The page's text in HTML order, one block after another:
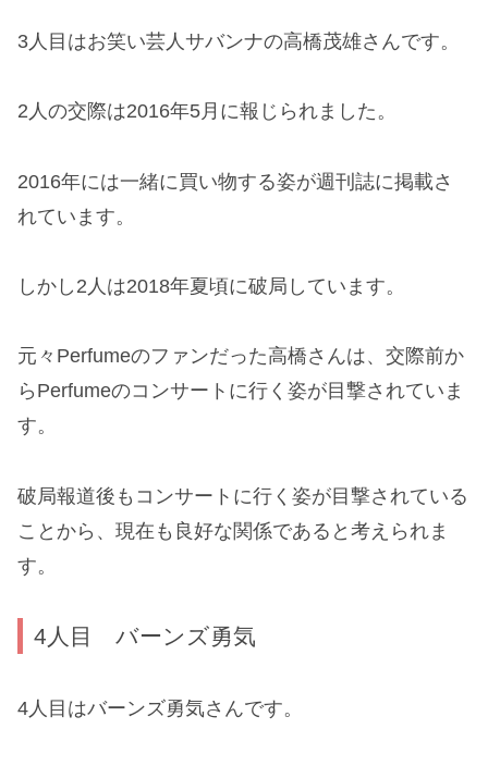
3人目はお笑い芸人サバンナの高橋茂雄さんです。
2人の交際は2016年5月に報じられました。
2016年には一緒に買い物する姿が週刊誌に掲載さ
れています。
しかし2人は2018年夏頃に破局しています。
元々Perfumeのファンだった高橋さんは、交際前か
らPerfumeのコンサートに行く姿が目撃されていま
す。
破局報道後もコンサートに行く姿が目撃されている
ことから、現在も良好な関係であると考えられま
す。
4人目 バーンズ勇気
4人目はバーンズ勇気さんです。